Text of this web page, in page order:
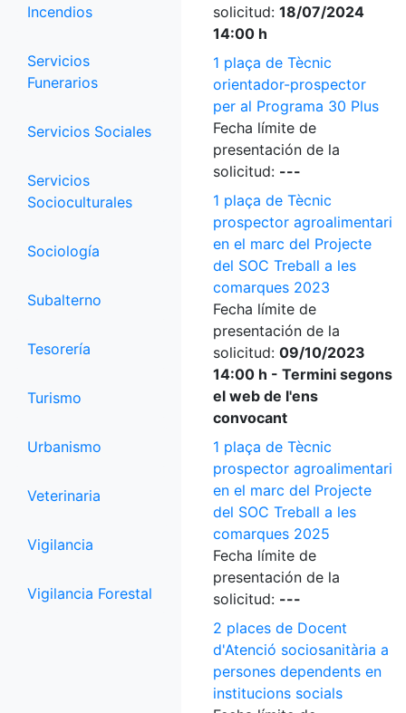
Incendios
Servicios
Funerarios
Servicios Sociales
Servicios
Socioculturales
Sociología
Subalterno
Tesorería
Turismo
Urbanismo
Veterinaria
Vigilancia
Vigilancia Forestal
solicitud: 18/07/2024
14:00 h
1 plaça de Tècnic
orientador-prospector
per al Programa 30 Plus
Fecha límite de
presentación de la
solicitud: ---
1 plaça de Tècnic
prospector agroalimentari
en el marc del Projecte
del SOC Treball a les
comarques 2023
Fecha límite de
presentación de la
solicitud: 09/10/2023
14:00 h - Termini segons
el web de l'ens
convocant
1 plaça de Tècnic
prospector agroalimentari
en el marc del Projecte
del SOC Treball a les
comarques 2025
Fecha límite de
presentación de la
solicitud: ---
2 places de Docent
d'Atenció sociosanitària a
persones dependents en
institucions socials